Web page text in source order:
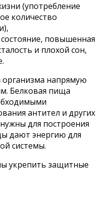
(употребление
количество
повышенная
и плохой сон,
напрямую
Белковая пища
антител и других
для построения
дают энергию для
системы.
укрепить защитные